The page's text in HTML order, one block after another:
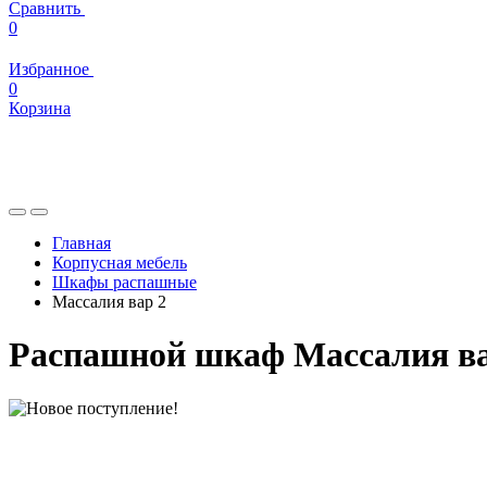
Сравнить
0
Избранное
0
Корзина
Главная
Корпусная мебель
Шкафы распашные
Массалия вар 2
Распашной шкаф Массалия